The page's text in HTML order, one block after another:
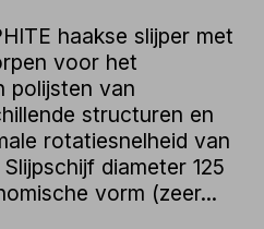
haakse slijper met
voor het
polijsten van
structuren en
rotatiesnelheid van
diameter 125
vorm (zeer...